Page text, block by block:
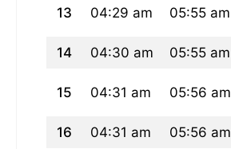
13 04:29 am 05:55 am
14 04:30 am 05:55 am
15 04:31 am 05:56 am
16 04:31 am 05:56 am